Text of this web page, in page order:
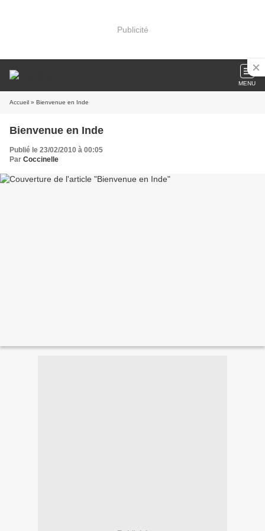
Publicité
MENU
Accueil » Bienvenue en Inde
Bienvenue en Inde
Publié le 23/02/2010 à 00:05
Par Coccinelle